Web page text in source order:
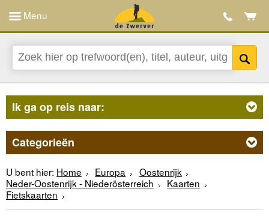
Menu
Ik ga op reis naar:
Categorieën
U bent hier: Home Europa
Oostenrijk
Neder-Oostenrijk - Niederösterreich
Kaarten
Fietskaarten